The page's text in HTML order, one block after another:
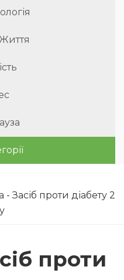
- Засіб проти діабету 2
проти